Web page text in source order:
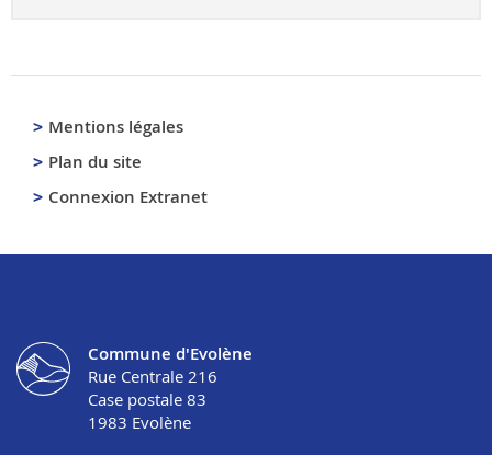
Mentions légales
Plan du site
Connexion Extranet
Commune d'Evolène
Rue Centrale 216
Case postale 83
1983 Evolène